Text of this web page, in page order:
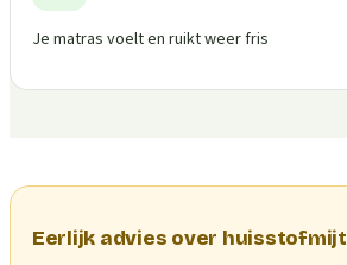
Je matras voelt en ruikt weer fris
Eerlijk advies over huisstofmijt